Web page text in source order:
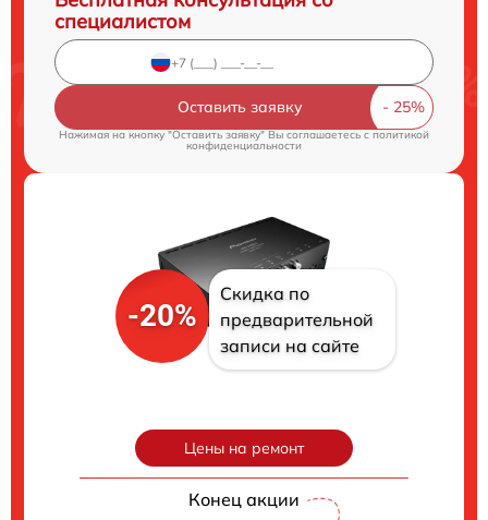
специалистом
Оставить заявку
Нажимая на кнопку "Оставить заявку" Вы соглашаетесь cполитикой
конфиденциальности
-20%
Скидка по
предварительной
записи на сайте
Цены на ремонт
Конец акции